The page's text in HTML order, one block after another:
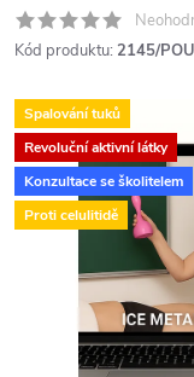
Kód produktu: 2145/POU
Spalování tuků
Revoluční aktivní látky
Konzultace se školitelem
Proti celulitidě